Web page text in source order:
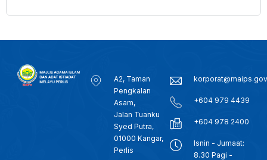
A2, Taman
Pengkalan
Asam,
Jalan Tuanku
Syed Putra,
01000 Kangar,
Perlis
+604 979 4439
+604 978 2400
Isnin - Jumaat:
8.30 Pagi -